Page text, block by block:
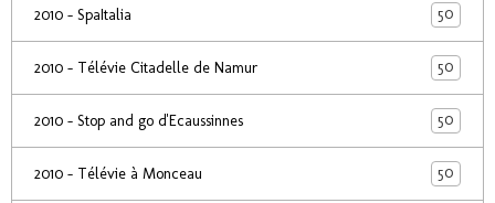
2010 - SpaItalia 50
2010 - Télévie Citadelle de Namur 50
2010 - Stop and go d'Ecaussinnes 50
2010 - Télévie à Monceau 50